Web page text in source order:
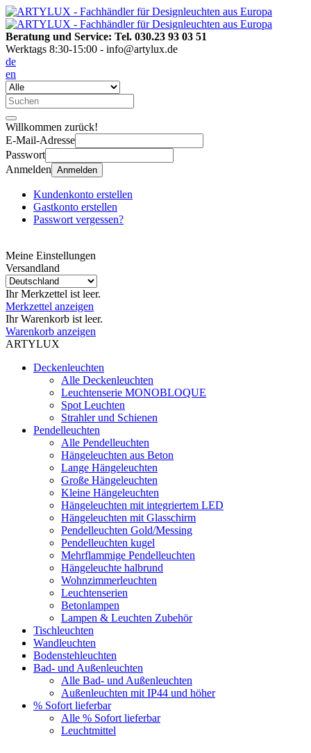
Beratung und Service: Tel. 030.23 93 03 51
Werktags 8:30-15:00 - info@artylux.de
de
en
Willkommen zurück!
E-Mail-Adresse
Passwort
Anmelden Anmelden
Kundenkonto erstellen
Gastkonto erstellen
Passwort vergessen?
Meine Einstellungen
Versandland
Ihr Merkzettel ist leer.
Merkzettel anzeigen
Ihr Warenkorb ist leer.
Warenkorb anzeigen
ARTYLUX
Deckenleuchten
Alle Deckenleuchten
Leuchtenserie MONOBLOQUE
Spot Leuchten
Strahler und Schienen
Pendelleuchten
Alle Pendelleuchten
Hängeleuchten aus Beton
Lange Hängeleuchten
Große Hängeleuchten
Kleine Hängeleuchten
Hängeleuchten mit integriertem LED
Hängeleuchten mit Glasschirm
Pendelleuchten Gold/Messing
Pendelleuchten kugel
Mehrflammige Pendelleuchten
Hängeleuchte halbrund
Wohnzimmerleuchten
Leuchtenserien
Betonlampen
Lampen & Leuchten Zubehör
Tischleuchten
Wandleuchten
Bodenstehleuchten
Bad- und Außenleuchten
Alle Bad- und Außenleuchten
Außenleuchten mit IP44 und höher
% Sofort lieferbar
Alle % Sofort lieferbar
Leuchtmittel